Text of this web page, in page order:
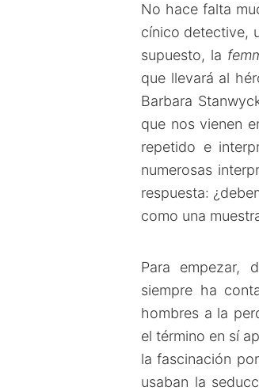
No hace falta
cínico detective,
supuesto, la
que llevará al
Barbara
que nos vienen
repetido e
numerosas
respuesta:
como una
Para empezar,
siempre ha
hombres a la
el término en sí
la fascinación
usaban la